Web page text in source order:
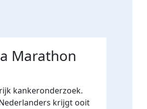
Marathon
kankeronderzoek.
krijgt ooit